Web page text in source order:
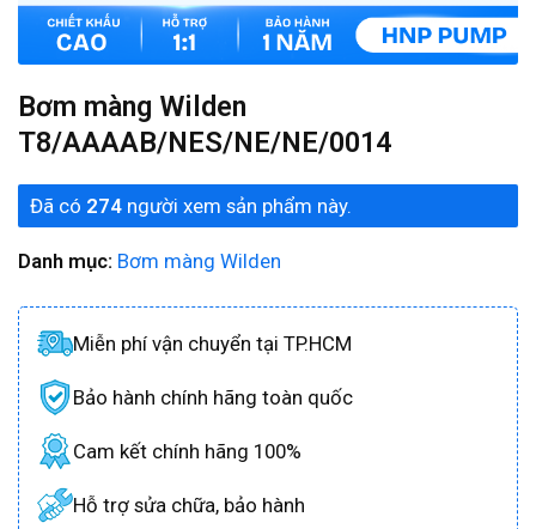
Bơm màng Wilden
T8/AAAAB/NES/NE/NE/0014
Đã có 274 người xem sản phẩm này.
Danh mục: Bơm màng Wilden
Miễn phí vận chuyển tại TP.HCM
Bảo hành chính hãng toàn quốc
Cam kết chính hãng 100%
Hỗ trợ sửa chữa, bảo hành